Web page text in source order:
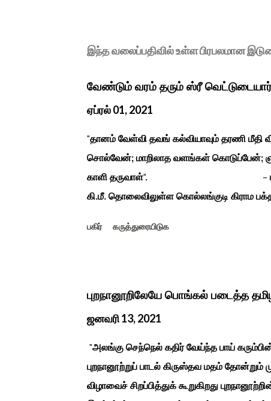
இந்த வலைப்பதிவில் உள்ள பிரபலமான
வேண்டும் வரம் தரும் ஸ்ரீ
ஏப்ரல் 01, 2021
"தானம் வேள்வி தவங் கல்வியாவும் தரணி
சொல்வேன்; மாறிலாத வளங்கள் கொடுப்பேன்;
காளி தருவாள்". - மஹாகவி
கி.மீ. தொலைவிலுள்ள கொல்லங்குடி கிராம
சிலை தென்படவே அந்த அய்யனார் சிலையை
காளையார் கோவிலில் இரண்டாம் மனைவி
மனைவி வேலுநாச்சியார...
பகிர் கருத்துரையிடுக
புறநானூறிலேயே பொங்கல் படைத்த
ஜனவரி 13, 2021
"அலங்கு செந்நெல் கதிர் வேய்ந்த பாய்
புறநானூற்றுப் பாடல் கிருஸ்தவ மதம்
விழாவைச் சிறப்பித்துக் கூறுகிறது